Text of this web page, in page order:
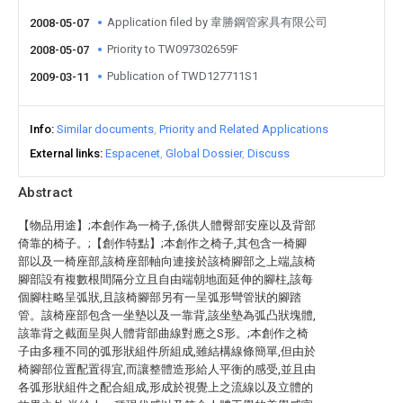
Abstract
【物品用途】;本創作為一椅子,係供人體臀部安座以及背部
倚靠的椅子。;【創作特點】;本創作之椅子,其包含一椅腳
部以及一椅座部,該椅座部軸向連接於該椅腳部之上端,該椅
腳部設有複數根間隔分立且自由端朝地面延伸的腳柱,該每
個腳柱略呈弧狀,且該椅腳部另有一呈弧形彎管狀的腳踏
管。該椅座部包含一坐墊以及一靠背,該坐墊為弧凸狀塊體,
該靠背之截面呈與人體背部曲線對應之S形。;本創作之椅
子由多種不同的弧形狀組件所組成,雖結構線條簡單,但由於
椅腳部位置配置得宜,而讓整體造形給人平衡的感受,並且由
各弧形狀組件之配合組成,形成於視覺上之流線以及立體的
2008-05-07 Application filed by 韋勝鋼管家具有限公司
2008-05-07 Priority to TW097302659F
2009-03-11 Publication of TWD127711S1
Info Similar documents Priority and Related Applications
External links Espacenet Global Dossier Discuss